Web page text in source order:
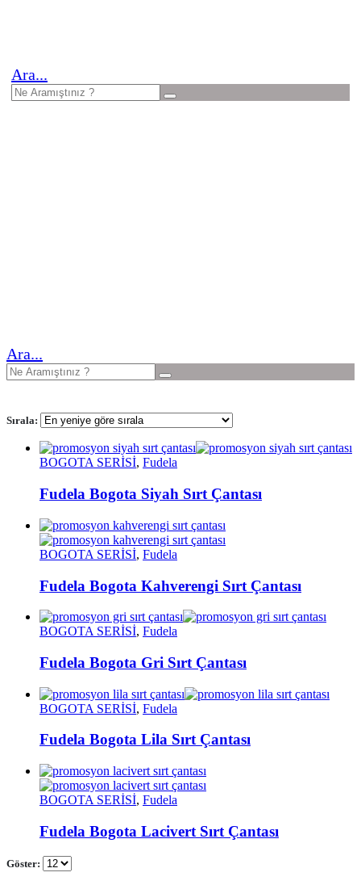
Ara...
Ara...
Sırala:
BOGOTA SERİSİ, Fudela
Fudela Bogota Siyah Sırt Çantası
BOGOTA SERİSİ, Fudela
Fudela Bogota Kahverengi Sırt Çantası
BOGOTA SERİSİ, Fudela
Fudela Bogota Gri Sırt Çantası
BOGOTA SERİSİ, Fudela
Fudela Bogota Lila Sırt Çantası
BOGOTA SERİSİ, Fudela
Fudela Bogota Lacivert Sırt Çantası
Göster: